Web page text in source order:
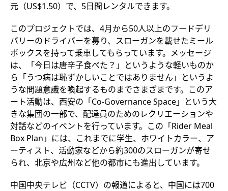
元（US$1.50）で、5日間レンタルできます。
このプロジェクトでは、4月から50人以上のフードデリ
バリーのドライバーを募り、スローガンを載せたミール
ボックスを持って乗車してもらっています。メッセージ
は、「今日は唐辛子食べた？」というような軽いものか
ら「うつ病は恥ずかしいことではありません」というよ
うな問題意識を喚起するものまでさまざまです。このア
ート活動は、西安の「Co-Governance Space」という大
きな集団の一部で、配達員のためのレクリエーションや
対話などのイベントを行っています。この「Rider Meal
Box Plan」には、これまでに学生、ホワイトカラー、ア
ーティスト、活動家などから約300のスローガンが寄せ
られ、北京や広州など他の都市にも進出しています。
中国中央テレビ（CCTV）の報道によると、中国には700